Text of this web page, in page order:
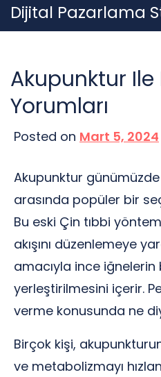
Skip
to
Dijital Pazarlama
Akupunktur
Yorumları
Posted on Mart 5, 2024
Akupunktur
arasında popüler bir
Bu eski Çin tıbbi
akışını düzenlemeye
amacıyla ince
yerleştirilmesini içerir.
verme konusunda ne
Birçok kişi,
ve metabolizmayı